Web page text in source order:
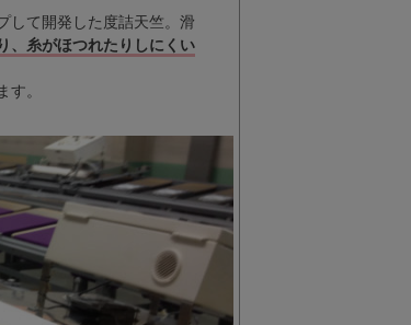
して開発した度詰天竺。滑
、糸がほつれたりしにくい
。